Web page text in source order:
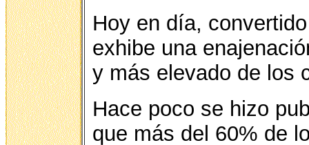
Hoy en día,
exhibe una
y más elevado de los
Hace poco se hizo
que más del 60% de